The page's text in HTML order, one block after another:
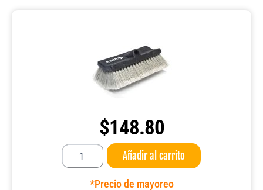
$148.80
Cepillo
CM
Añadir al carrito
*Precio de mayoreo